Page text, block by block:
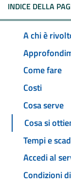
INDICE DELLA
A chi è
Come fare
Costi
Cosa serve
Cosa si
Tempi e
Accedi al
Condizioni